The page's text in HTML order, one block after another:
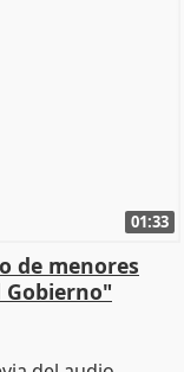
01:33
de menores